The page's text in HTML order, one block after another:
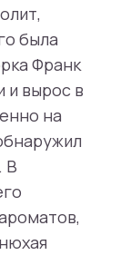
была
Франк
и вырос в
на
В